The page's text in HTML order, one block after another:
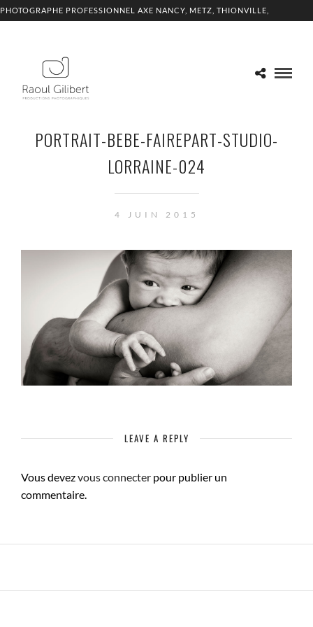
PHOTOGRAPHE PROFESSIONNEL AXE NANCY, METZ, THIONVILLE,
PORTRAIT-BEBE-FAIREPART-STUDIO-
LORRAINE-024
4 JUIN 2015
LEAVE A REPLY
Vous devezvous connecter pour publier un
commentaire.